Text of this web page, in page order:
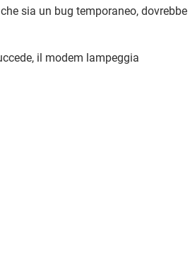
sia un bug temporaneo, dovrebbe
il modem lampeggia